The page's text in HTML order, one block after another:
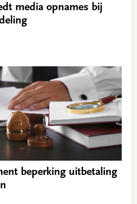
media opnames bij
beperking uitbetaling